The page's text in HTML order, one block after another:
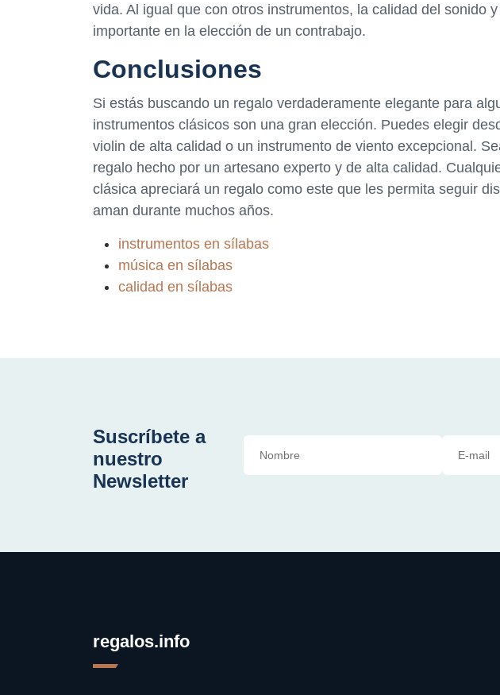
vida. Al igual que con otros instrumentos, la calidad del sonido
importante en la elección de un contrabajo.
Conclusiones
Si estás buscando un regalo verdaderamente elegante para
instrumentos clásicos son una gran elección. Puedes elegir
violin de alta calidad o un instrumento de viento excepcional.
regalo hecho por un artesano experto y de alta calidad.
clásica apreciará un regalo como este que les permita seguir
aman durante muchos años.
instrumentos en sílabas
música en sílabas
calidad en sílabas
Suscríbete a
nuestro
Newsletter
regalos.info